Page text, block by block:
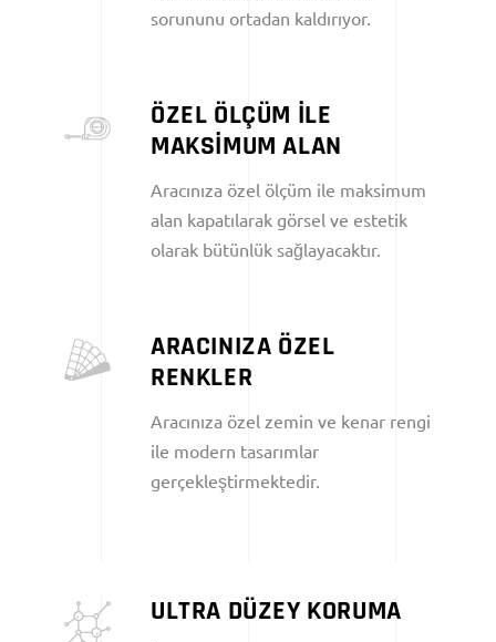
sorununu ortadan kaldırıyor.
ÖZEL ÖLÇÜM İLE
MAKSİMUM ALAN
Aracınıza özel ölçüm ile maksimum
alan kapatılarak görsel ve estetik
olarak bütünlük sağlayacaktır.
ARACINIZA ÖZEL
RENKLER
Aracınıza özel zemin ve kenar rengi
ile modern tasarımlar
gerçekleştirmektedir.
ULTRA DÜZEY KORUMA